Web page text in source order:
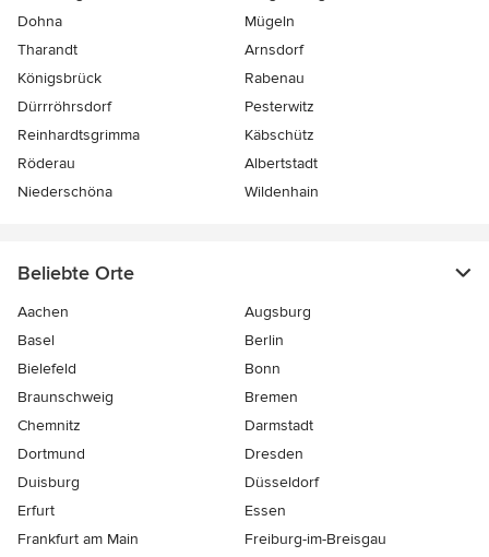
Dohna
Mügeln
Tharandt
Arnsdorf
Königsbrück
Rabenau
Dürrröhrsdorf
Pesterwitz
Reinhardtsgrimma
Käbschütz
Röderau
Albertstadt
Niederschöna
Wildenhain
Beliebte Orte
Aachen
Augsburg
Basel
Berlin
Bielefeld
Bonn
Braunschweig
Bremen
Chemnitz
Darmstadt
Dortmund
Dresden
Duisburg
Düsseldorf
Erfurt
Essen
Frankfurt am Main
Freiburg-im-Breisgau